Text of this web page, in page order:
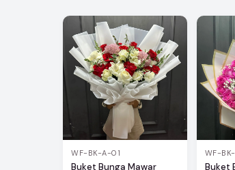
WF-BK-A-01
Buket Bunga Mawar
WF-
Buket